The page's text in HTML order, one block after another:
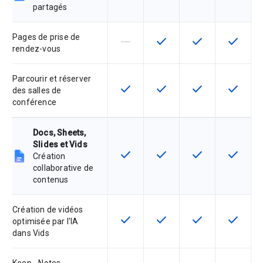
partagés
Pages de prise de
rendez-vous
Cette fonctionnalité n'est pas
horizontal_rule Cette fonctionnalité est
check Cette
check Cette
check
Parcourir et réserver
des salles de
conférence
Cette fonctionnalité est disponible
check Cette fonctionnalité est
check Cette
check Cette
check
Docs, Sheets,
Slides et Vids
Création
collaborative de
contenus
Cette fonctionnalité est disponible
check Cette fonctionnalité est
check Cette
check Cette
check
Création de vidéos
optimisée par l'IA
dans Vids
Cette fonctionnalité est disponible
check Cette fonctionnalité est
check Cette
check Cette
check